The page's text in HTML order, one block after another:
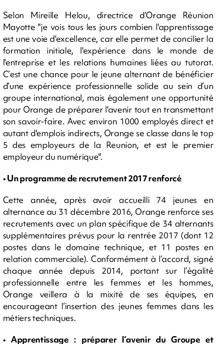
Selon Mireille Helou, directrice d’Orange Réunion
Mayotte "je vois tous les jours combien l'apprentissage
est une voie d'excellence, car elle permet de concilier la
formation initiale, l'expérience dans le monde de
l'entreprise et les relations humaines liées au tutorat.
C’est une chance pour le jeune alternant de bénéficier
d’une expérience professionnelle solide au sein d’un
groupe international, mais également une opportunité
pour Orange de préparer l'avenir tout en transmettant
son savoir-faire. Avec environ 1000 employés direct et
autant d'emplois indirects, Orange se classe dans le top
5 des employeurs de la Reunion, et est le premier
employeur du numérique".
• Un programme de recrutement 2017 renforcé
Cette année, après avoir accueilli 74 jeunes en
alternance au 31 décembre 2016, Orange renforce ses
recrutements avec un plan spécifique de 34 alternants
supplémentaires prévus pour la rentrée 2017 (dont 12
postes dans le domaine technique, et 11 postes en
relation commerciale). Conformément à l’accord, signé
chaque année depuis 2014, portant sur l’égalité
professionnelle entre les femmes et les hommes,
Orange veillera à la mixité de ses équipes, en
encourageant l’insertion des jeunes femmes dans les
métiers techniques.
• Apprentissage : préparer l’avenir du Groupe et